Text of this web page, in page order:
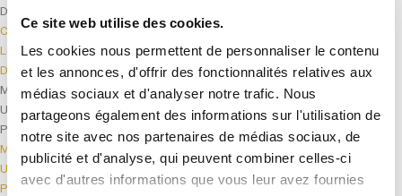
Ce site web utilise des cookies.
Les cookies nous permettent de personnaliser le contenu
et les annonces, d'offrir des fonctionnalités relatives aux
médias sociaux et d'analyser notre trafic. Nous
partageons également des informations sur l'utilisation de
notre site avec nos partenaires de médias sociaux, de
publicité et d'analyse, qui peuvent combiner celles-ci
avec d'autres informations que vous leur avez fournies
DeYoung
Comment la religion inspire la justice sociale
Leçons tirées de l'héritage de Martin Luther King Jr, par Curtiss Paul
DeYoung
Martin Luther King et la non-violence
Une stratégie sociale possible ?
Par Neal Blough
Martin Luther King et la non-violence
Une stratégie sociale possible ?
Par Neal Blough